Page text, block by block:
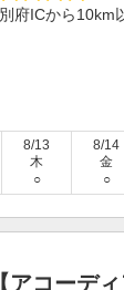
府ICから10km
8/13
木
○
8/14
金
○
コーディ